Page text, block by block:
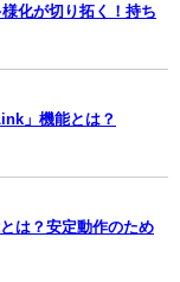
化が切り拓く！持ち
」機能とは？
は？安定動作のため